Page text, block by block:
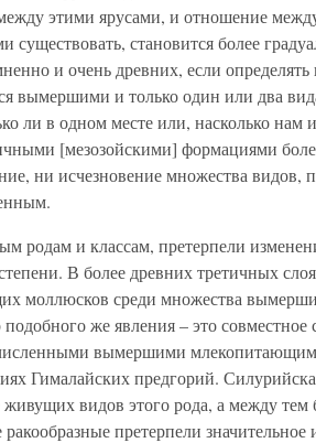
этими ярусами, и отношение
становится более
и очень древних, если
вымершими и только один или два
ли в одном месте или, насколько нам
[мезозойскими] формациями
ни исчезновение множества видов,
родам и классам, претерпели
В более древних третичных
моллюсков среди множества
же явления – это
вымершими
Гималайских предгорий.
видов этого рода, а между тем
претерпели